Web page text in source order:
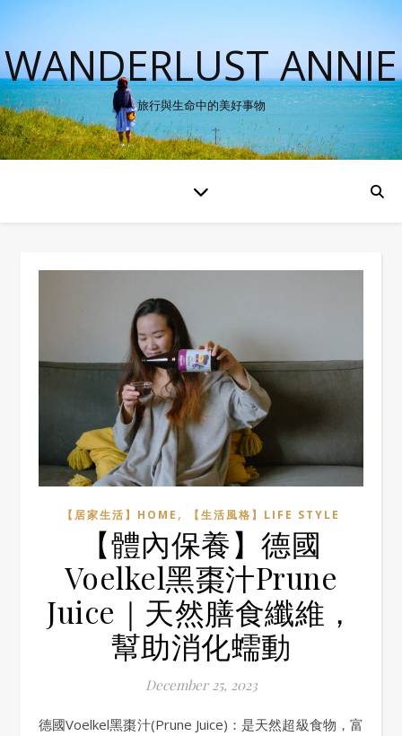
WANDERLUST ANNIE
旅行與生命中的美好事物
【居家生活】HOME , 【生活風格】LIFE STYLE
【體內保養】德國
Voelkel黑棗汁Prune
Juice｜天然膳食纖維，
幫助消化蠕動
December 25, 2023
德國Voelkel黑棗汁(Prune Juice)：是天然超級食物，富